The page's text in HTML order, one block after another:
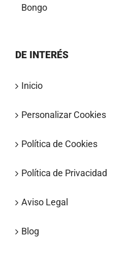
Bongo
DE INTERÉS
Inicio
Personalizar Cookies
Política de Cookies
Política de Privacidad
Aviso Legal
Blog